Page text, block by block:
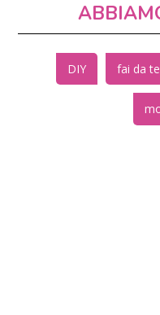
DIY fai da te